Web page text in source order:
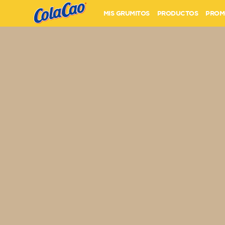
MIS GRUMITOS PRODUCTOS